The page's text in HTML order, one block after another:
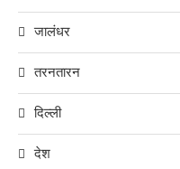
जालंधर
तरनतारन
दिल्ली
देश